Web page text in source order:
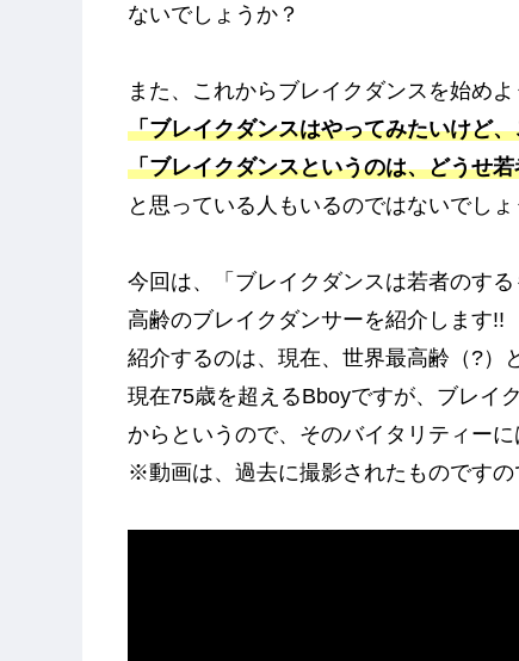
ないでしょうか？
また、これからブレイクダンスを始め
「ブレイクダンスはやってみたいけど
「ブレイクダンスというのは、どうせ
と思っている人もいるのではないでしょ
今回は、「ブレイクダンスは若者のす
高齢のブレイクダンサーを紹介します!!
紹介するのは、現在、世界最高齢（?）
現在75歳を超えるBboyですが、ブレイ
からというので、そのバイタリティー
※動画は、過去に撮影されたものですの